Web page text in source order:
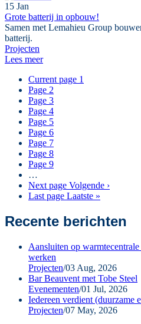
15 Jan
Grote batterij in opbouw!
Samen met Lemahieu Group
batterij.
Projecten
Lees meer
Current page 1
Page 2
Page 3
Page 4
Page 5
Page 6
Page 7
Page 8
Page 9
…
Next page Volgende ›
Last page Laatste »
Recente berichten
Aansluiten op
werken
Projecten/03 Aug, 2026
Bar Beauvent met Tobe Steel
Evenementen/01 Jul, 2026
Iedereen verdient (duurzame
Projecten/07 May, 2026